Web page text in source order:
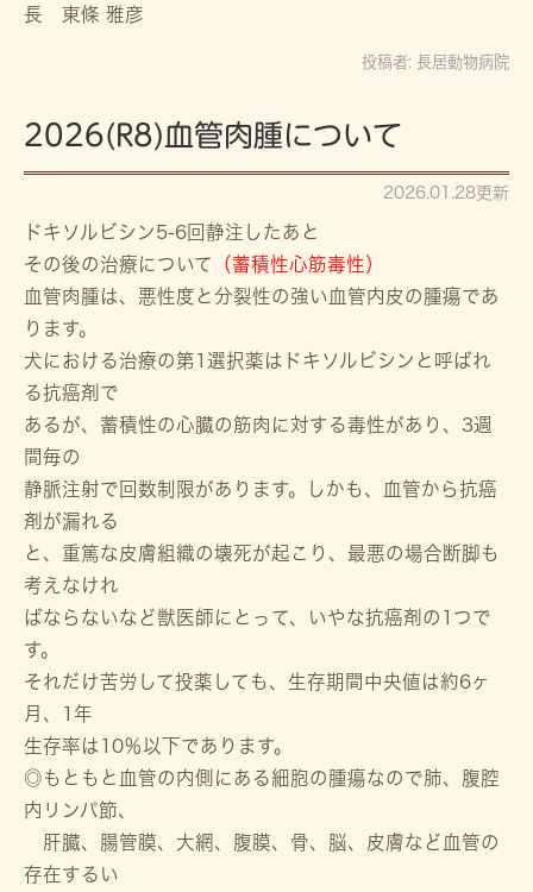
長 東條 雅彦
投稿者: 長居動物病院
2026(R8)血管肉腫について
2026.01.28更新
ドキソルビシン5-6回静注したあと
その後の治療について
（蓄積性心筋毒性）
血管肉腫は、悪性度と分裂性の強い血管内皮の腫瘍であ
ります。
犬における治療の第1選択薬はドキソルビシンと呼ばれ
る抗癌剤で
あるが、蓄積性の心臓の筋肉に対する毒性があり、3週
間毎の
静脈注射で回数制限があります。しかも、血管から抗癌
剤が漏れる
と、重篤な皮膚組織の壊死が起こり、最悪の場合断脚も
考えなけれ
ばならないなど獣医師にとって、いやな抗癌剤の1つで
す。
それだけ苦労して投薬しても、生存期間中央値は約6ヶ
月、1年
生存率は10％以下であります。
◎もともと血管の内側にある細胞の腫瘍なので肺、腹腔
内リンパ節、
肝臓、腸管膜、大網、腹膜、骨、脳、皮膚など血管の
存在するい